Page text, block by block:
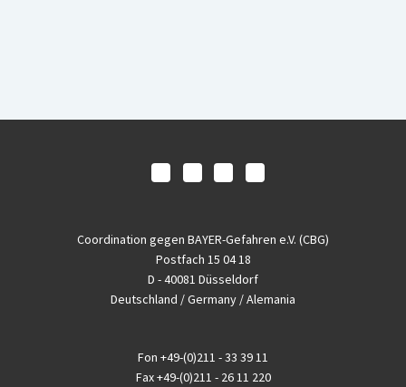
Coordination gegen BAYER-Gefahren e.V. (CBG)
Postfach 15 04 18
D - 40081 Düsseldorf
Deutschland / Germany / Alemania
Fon +49-(0)211 - 33 39 11
Fax+49-(0)211 - 26 11 220